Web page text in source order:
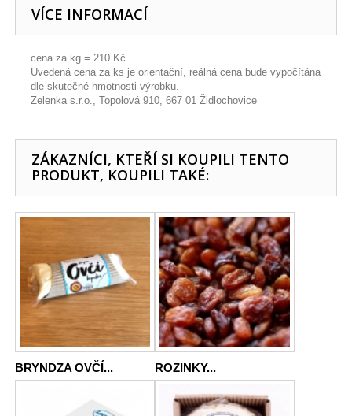
VÍCE INFORMACÍ
cena za kg = 210 Kč
Uvedená cena za ks je orientační, reálná cena bude vypočítána
dle skutečné hmotnosti výrobku.
Zelenka s.r.o., Topolová 910, 667 01 Židlochovice
ZÁKAZNÍCI, KTEŘÍ SI KOUPILI TENTO
PRODUKT, KOUPILI TAKÉ:
BRYNDZA OVČÍ... ROZINKY...